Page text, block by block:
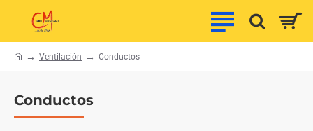
Conductos
e
Ventilación Conductos